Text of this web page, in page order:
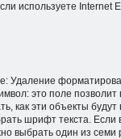
используете
Удаление
это поле
как эти объекты будут
шрифт текста. Если
выбрать один из